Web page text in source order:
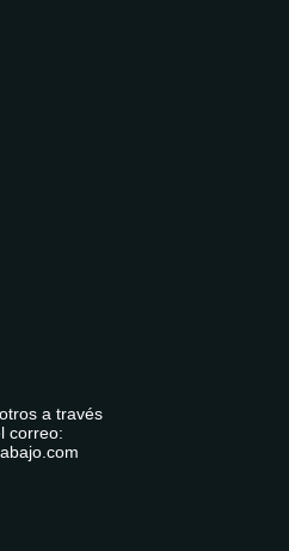
a través
correo: